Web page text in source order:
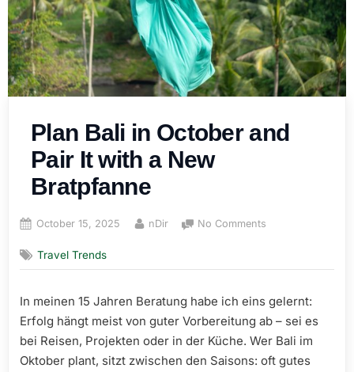
Plan Bali in October and
Pair It with a New
Bratpfanne
Posted
October 15, 2025 By
nDir No Comments
in
and
Pair
It
with
Travel Trends
In meinen 15 Jahren Beratung habe ich eins gelernt:
Erfolg hängt meist von guter Vorbereitung ab – sei es
bei Reisen, Projekten oder in der Küche. Wer Bali im
Oktober plant, sitzt zwischen den Saisons: oft gutes